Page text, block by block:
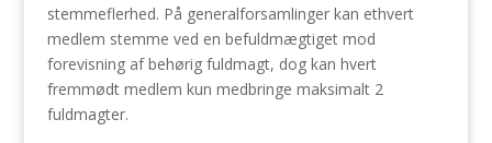
stemmeflerhed. På generalforsamlinger kan ethvert
medlem stemme ved en befuldmægtiget mod
forevisning af behørig fuldmagt, dog kan hvert
fremmødt medlem kun medbringe maksimalt 2
fuldmagter.